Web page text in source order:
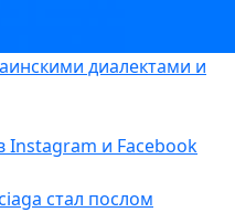
диалектами и
Instagram и Facebook
стал послом